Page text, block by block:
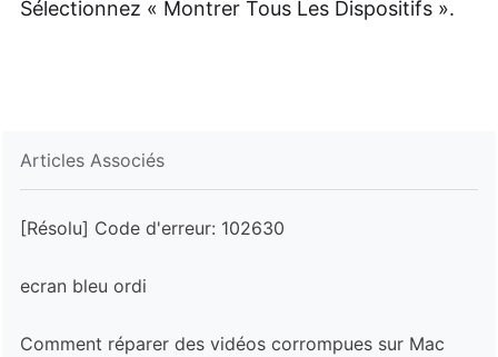
Sélectionnez « Montrer Tous Les Dispositifs ».
Articles Associés
[Résolu] Code d'erreur: 102630
ecran bleu ordi
Comment réparer des vidéos corrompues sur Mac